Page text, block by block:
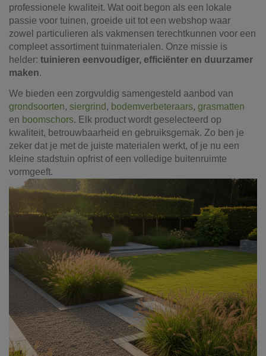
professionele kwaliteit. Wat ooit begon als een lokale
passie voor tuinen, groeide uit tot een webshop waar
zowel particulieren als vakmensen terechtkunnen voor een
compleet assortiment tuinmaterialen. Onze missie is
helder: tuinieren eenvoudiger, efficiënter en duurzamer
maken.
We bieden een zorgvuldig samengesteld aanbod van
grondsoorten, siergrind, bodemverbeteraars, grasmatten
en boomschors. Elk product wordt geselecteerd op
kwaliteit, betrouwbaarheid en gebruiksgemak. Zo ben je
zeker dat je met de juiste materialen werkt, of je nu een
kleine stadstuin opfrist of een volledige buitenruimte
vormgeeft.